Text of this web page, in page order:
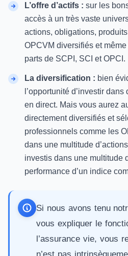
L’offre d’actifs : sur les
accès à un très vaste
actions, obligations,
OPCVM diversifiés et
parts de SCPI , SCI et OPCI.
La diversification : bien
l’opportunité d’investir
en direct. Mais vous aurez
directement diversifiés et
professionnels comme les
dans une multitude
investis dans une multitude
performance d’un indice
Si nous avons tenu
vous expliquer le
l’assurance vie, vous